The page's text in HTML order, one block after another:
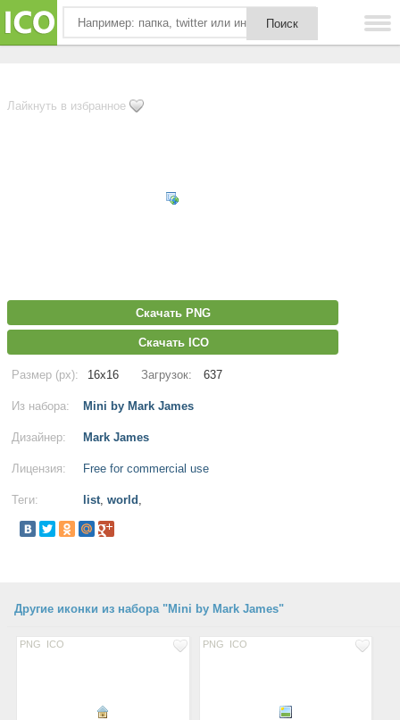
Лайкнуть в избранное
Скачать PNG
Скачать ICO
Размер (px): 16x16 Загрузок: 637
Из набора: Mini by Mark James
Дизайнер: Mark James
Лицензия: Free for commercial use
Теги: list, world ,
Другие иконки из набора "Mini by Mark James"
PNG ICO PNG ICO